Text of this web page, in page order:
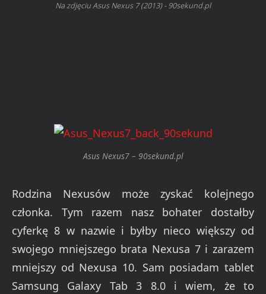
Na zdjęciu Asus Nexus 7 (2013) - 90sekund.pl
Asus Nexus7 – 90sekund.pl
Rodzina Nexusów może zyskać kolejnego
członka. Tym razem nasz bohater dostałby
cyferkę 8 w nazwie i byłby nieco większy od
swojego mniejszego brata Nexusa 7 i zarazem
mniejszy od Nexusa 10. Sam posiadam tablet
Samsung Galaxy Tab 3 8.0 i wiem, że to